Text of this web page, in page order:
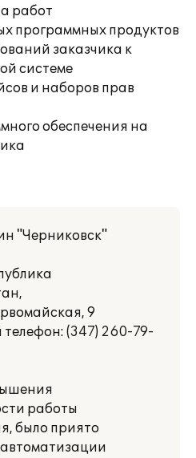
работ
программных продуктов
заказчика к
системе
и наборов прав
обеспечения на
"Черниковск"
9
(347) 260-79-
работы
было приято